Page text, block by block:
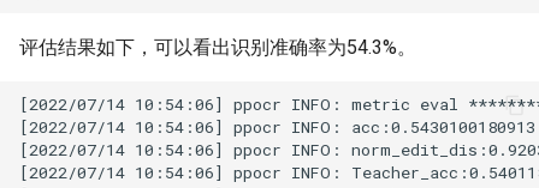
评估结果如下，可以看出识别准确率为54.3%。